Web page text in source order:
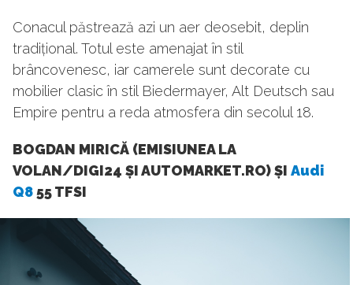
Conacul păstrează azi un aer deosebit, deplin
tradițional. Totul este amenajat în stil
brâncovenesc, iar camerele sunt decorate cu
mobilier clasic în stil Biedermayer, Alt Deutsch sau
Empire pentru a reda atmosfera din secolul 18.
BOGDAN MIRICĂ (EMISIUNEA LA
VOLAN/DIGI24 ȘI AUTOMARKET.RO) ȘI Audi
Q855 TFSI